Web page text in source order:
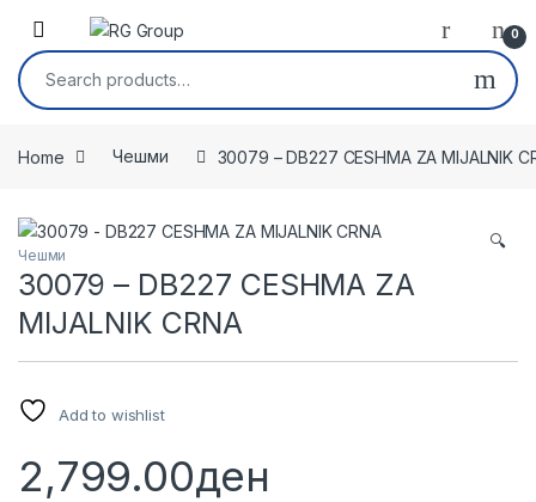
Skip to navigation
Skip to content
Open 0
Search for:
Home Чешми 30079 – DB227 CESHMA ZA MIJALNIK
🔍
Чешми
30079 – DB227 CESHMA ZA
MIJALNIK CRNA
Add to wishlist
2,799.00ден